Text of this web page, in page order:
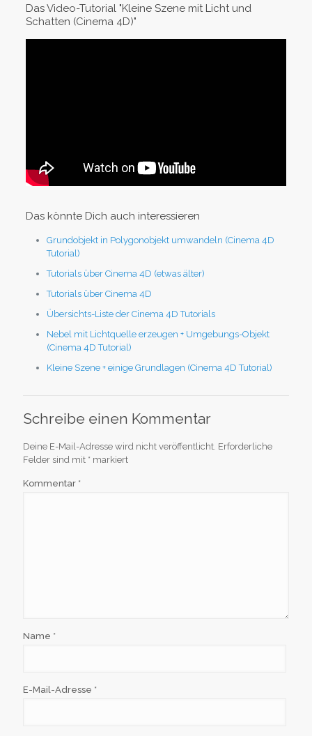
Das Video-Tutorial "Kleine Szene mit Licht und
Schatten (Cinema 4D)"
Das könnte Dich auch interessieren
Grundobjekt in Polygonobjekt umwandeln (Cinema 4D
Tutorial)
Tutorials über Cinema 4D (etwas älter)
Tutorials über Cinema 4D
Übersichts-Liste der Cinema 4D Tutorials
Nebel mit Lichtquelle erzeugen + Umgebungs-Objekt
(Cinema 4D Tutorial)
Kleine Szene + einige Grundlagen (Cinema 4D Tutorial)
Schreibe einen Kommentar
Deine E-Mail-Adresse wird nicht veröffentlicht. Erforderliche
Felder sind mit * markiert
Kommentar *
Name *
E-Mail-Adresse *